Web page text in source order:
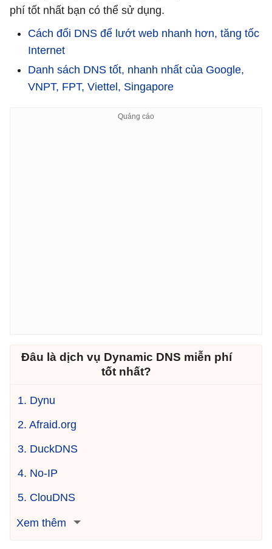
phí tốt nhất bạn có thể sử dụng.
Cách đổi DNS để lướt web nhanh hơn, tăng tốc
Internet
Danh sách DNS tốt, nhanh nhất của Google,
VNPT, FPT, Viettel, Singapore
Đâu là dịch vụ Dynamic DNS miễn phí
tốt nhất?
1. Dynu
2. Afraid.org
3. DuckDNS
4. No-IP
5. ClouDNS
Xem thêm